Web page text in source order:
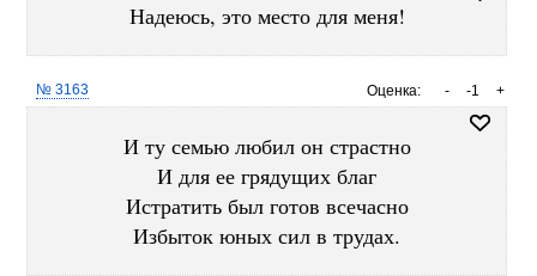
Надеюсь, это место для меня!
Оценка: +
-1
-
№ 3163
И ту семью любил он страстно
И для ее грядущих благ
Истратить был готов всечасно
Избыток юных сил в трудах.